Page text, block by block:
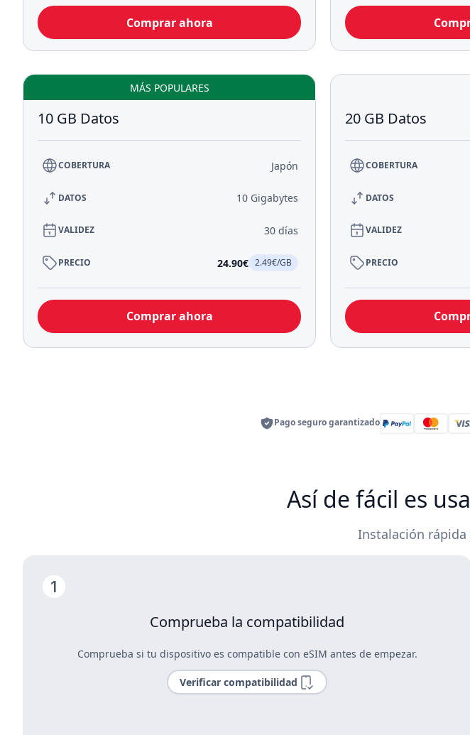
Comprar ahora
MÁS POPULARES
10 GB Datos
COBERTURA Japón
DATOS 10 Gigabytes
VALIDEZ 30 días
PRECIO 24.90€ 2.49€/GB
Comprar ahora
20 GB Datos
COBERTURA
DATOS
VALIDEZ
PRECIO
Pago seguro garantizado
Así de fácil es
Instalación rápida
Comprueba la compatibilidad
Comprueba si tu dispositivo es compatible con eSIM antes de empezar.
Verificar compatibilidad